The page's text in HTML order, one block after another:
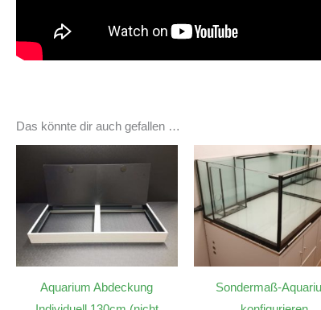
Das könnte dir auch gefallen …
Aquarium Abdeckung
Sondermaß-